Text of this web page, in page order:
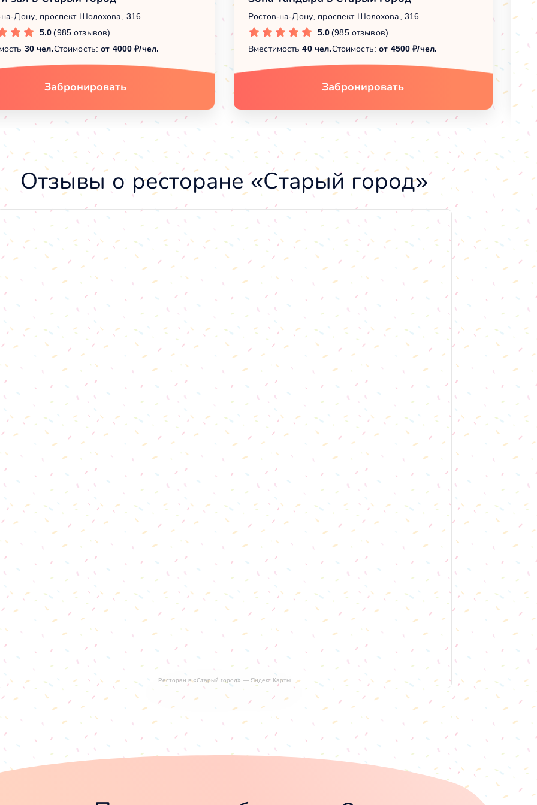
на-Дону, проспект Шолохова, 316
5.0 (985 отзывов)
30 чел.Стоимость:от 4000 ₽/чел.
Забронировать
Ростов-на-Дону, проспект Шолохова, 316
5.0 (985 отзывов)
Вместимость40 чел.Стоимость:от 4500 ₽/чел.
Забронировать
Отзывы о ресторане «Старый город»
Ресторан в «Старый город» — Яндекс Карты